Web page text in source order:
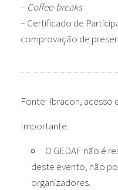
– Coffee-breaks
– Certificado de
comprovação de
Fonte: Ibracon, acesso
Importante:
O GEDAF não é
deste evento, não
organizadores.